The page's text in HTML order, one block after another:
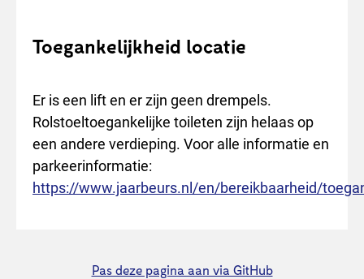
Toegankelijkheid locatie
Er is een lift en er zijn geen drempels.
Rolstoeltoegankelijke toileten zijn helaas op
een andere verdieping. Voor alle informatie en
parkeerinformatie:
https://www.jaarbeurs.nl/en/bereikbaarheid/
Pas deze pagina aan via GitHub